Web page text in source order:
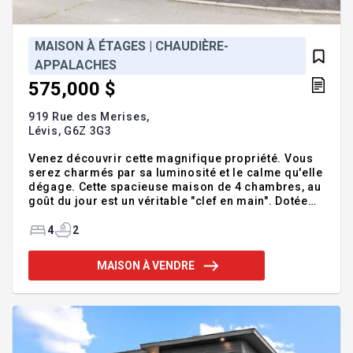
MAISON À ÉTAGES | CHAUDIÈRE-
APPALACHES
575,000 $
919 Rue des Merises,
Lévis, G6Z 3G3
Venez découvrir cette magnifique propriété. Vous
serez charmés par sa luminosité et le calme qu'elle
dégage. Cette spacieuse maison de 4 chambres, au
goût du jour est un véritable "clef en main". Dotée
tout en étant à proximité de toutes commodités, elle
14h à 16h Inclusions :Lave-vaisselle, stores,
accessoires, four en
4 2
MAISON À VENDRE